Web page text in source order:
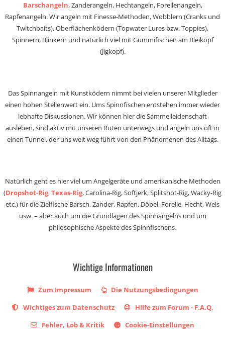
Barschangeln, Zanderangeln, Hechtangeln, Forellenangeln,
Rapfenangeln. Wir angeln mit Finesse-Methoden, Wobblern (Cranks und
Twitchbaits), Oberflächenködern (Topwater Lures bzw. Toppies),
Spinnern, Blinkern und natürlich viel mit Gummifischen am Bleikopf
(Jigkopf).
Das Spinnangeln mit Kunstködern nimmt bei vielen unserer Mitglieder
einen hohen Stellenwert ein. Ums Spinnfischen entstehen immer wieder
lebhafte Diskussionen. Wir können hier die Sammelleidenschaft
ausleben, sind aktiv mit unseren Ruten unterwegs und angeln uns oft in
einen Tunnel, der uns weit weg führt von den Phänomenen des Alltags.
Natürlich geht es hier viel um Angelgeräte und amerikanische Methoden
(Dropshot-Rig,Texas-Rig, Carolina-Rig, Softjerk, Splitshot-Rig, Wacky-Rig
etc.) für die Zielfische Barsch, Zander, Rapfen, Döbel, Forelle, Hecht, Wels
usw. – aber auch um die Grundlagen des Spinnangelns und um
philosophische Aspekte des Spinnfischens.
Wichtige Informationen
Zum Impressum
Die Nutzungsbedingungen
Wichtiges zum Datenschutz
Hilfe zum Forum - F.A.Q.
Fehler, Lob & Kritik
Cookie-Einstellungen